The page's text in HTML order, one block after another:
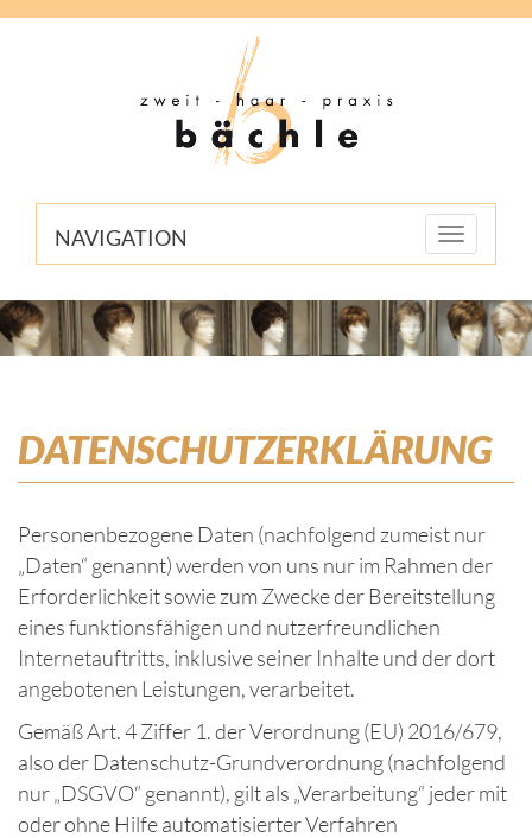
NAVIGATION
Toggle
navigation
DATENSCHUTZERKLÄRUNG
Personenbezogene Daten (nachfolgend zumeist nur
„Daten“ genannt) werden von uns nur im Rahmen der
Erforderlichkeit sowie zum Zwecke der Bereitstellung
eines funktionsfähigen und nutzerfreundlichen
Internetauftritts, inklusive seiner Inhalte und der dort
angebotenen Leistungen, verarbeitet.
Gemäß Art. 4 Ziffer 1. der Verordnung (EU) 2016/679,
also der Datenschutz-Grundverordnung (nachfolgend
nur „DSGVO“ genannt), gilt als „Verarbeitung“ jeder mit
oder ohne Hilfe automatisierter Verfahren